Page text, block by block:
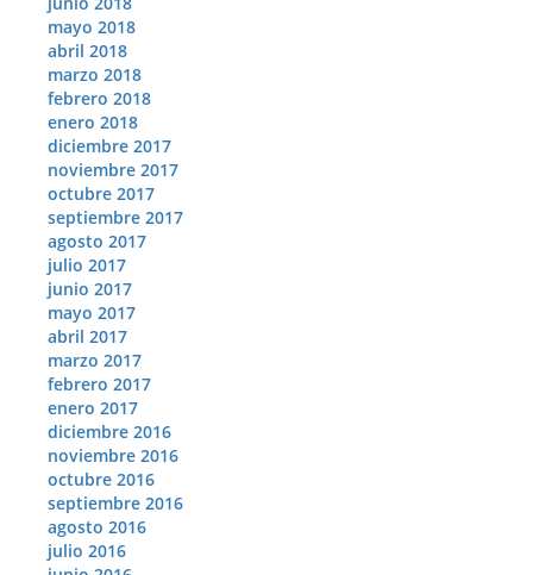
mayo 2018
abril 2018
marzo 2018
febrero 2018
enero 2018
diciembre 2017
noviembre 2017
octubre 2017
septiembre 2017
agosto 2017
julio 2017
junio 2017
mayo 2017
abril 2017
marzo 2017
febrero 2017
enero 2017
diciembre 2016
noviembre 2016
octubre 2016
septiembre 2016
agosto 2016
julio 2016